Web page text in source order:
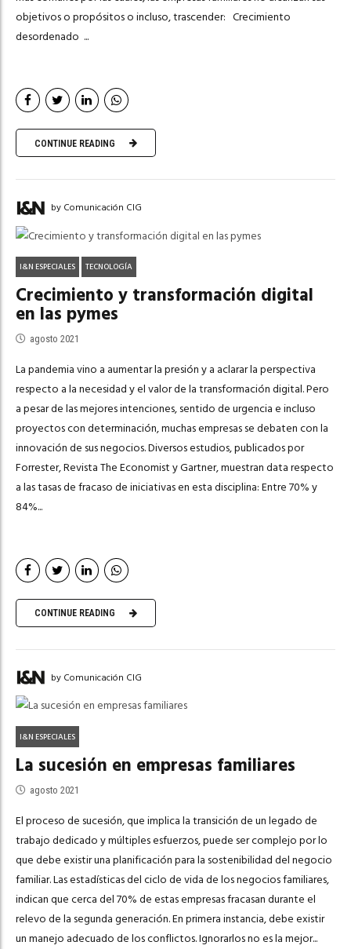
objetivos o propósitos o incluso, trascender: Crecimiento
desordenado ...
CONTINUE READING
by Comunicación CIG
I&N ESPECIALES TECNOLOGÍA
Crecimiento y transformación digital
en las pymes
agosto 2021
La pandemia vino a aumentar la presión y a aclarar la perspectiva
respecto a la necesidad y el valor de la transformación digital. Pero
a pesar de las mejores intenciones, sentido de urgencia e incluso
proyectos con determinación, muchas empresas se debaten con la
innovación de sus negocios. Diversos estudios, publicados por
Forrester, Revista The Economist y Gartner, muestran data respecto
a las tasas de fracaso de iniciativas en esta disciplina: Entre 70% y
84%...
CONTINUE READING
by Comunicación CIG
I&N ESPECIALES
La sucesión en empresas familiares
agosto 2021
El proceso de sucesión, que implica la transición de un legado de
trabajo dedicado y múltiples esfuerzos, puede ser complejo por lo
que debe existir una planificación para la sostenibilidad del negocio
familiar. Las estadísticas del ciclo de vida de los negocios familiares,
indican que cerca del 70% de estas empresas fracasan durante el
relevo de la segunda generación. En primera instancia, debe existir
un manejo adecuado de los conflictos. Ignorarlos no es la mejor...